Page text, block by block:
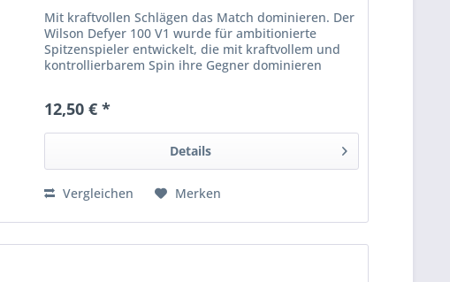
Mit kraftvollen Schlägen das Match dominieren. Der
Wilson Defyer 100 V1 wurde für ambitionierte
Spitzenspieler entwickelt, die mit kraftvollem und
kontrollierbarem Spin ihre Gegner dominieren
12,50 € *
Details
Vergleichen Merken